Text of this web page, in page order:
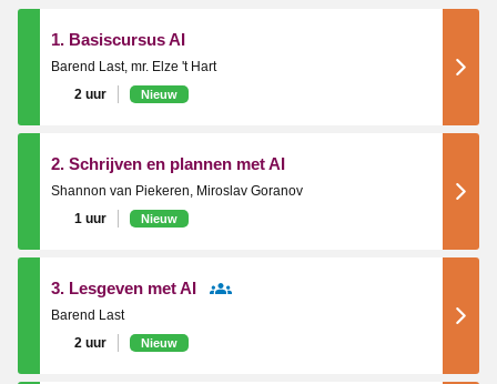
1. Basiscursus AI
Barend Last, mr. Elze 't Hart
2 uur
Nieuw
2. Schrijven en plannen met AI
Shannon van Piekeren, Miroslav Goranov
1 uur
Nieuw
3. Lesgeven met AI
Barend Last
2 uur
Nieuw